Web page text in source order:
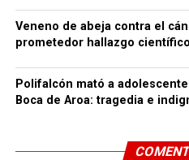
Veneno de abeja contra el
prometedor hallazgo
Polifalcón mató a
Boca de Aroa: tragedia e